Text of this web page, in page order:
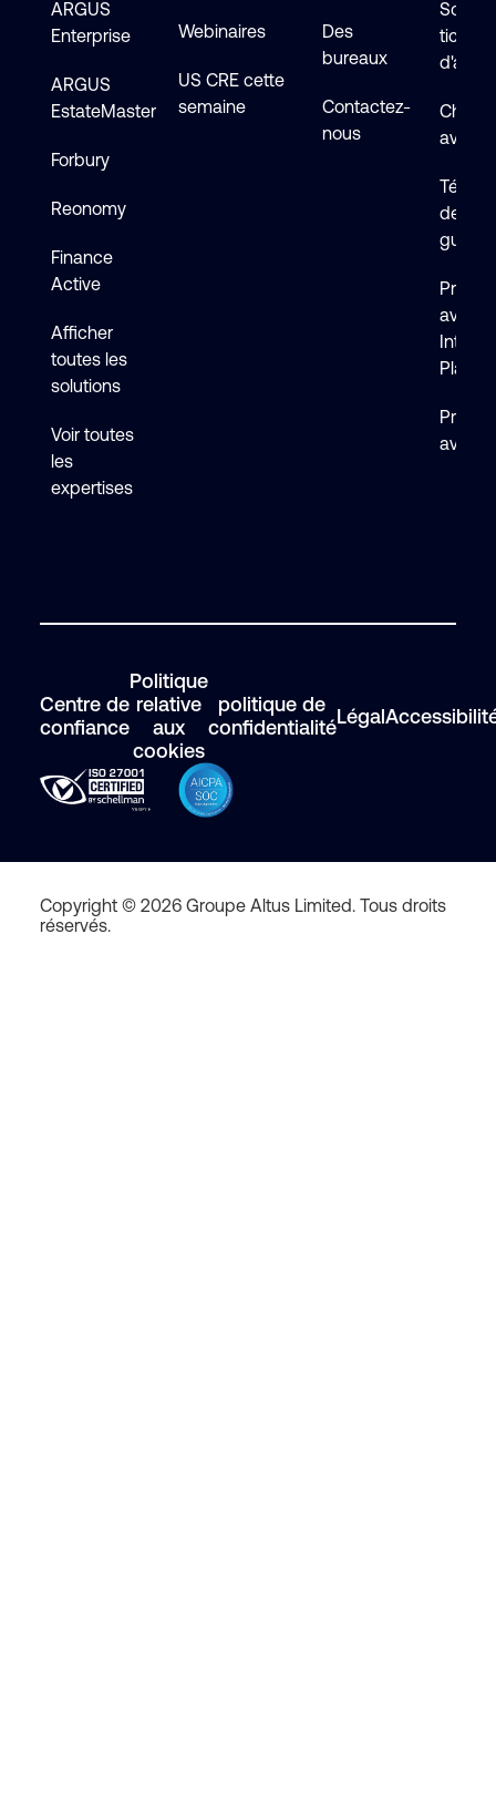
ARGUS
Enterprise
ARGUS
EstateMaster
Forbury
Reonomy
Finance
Active
Afficher
toutes les
solutions
Voir toutes
les
expertises
Webinaires
US CRE cette
semaine
Des
bureaux
Contactez-
nous
ticket
Chat
avec
de
guides
avec
avec
Centre de
confiance
Politique
relative
aux
cookies
politique de
confidentialitéLégal
Copyright © 2026 Groupe Altus Limited. Tous droits
réservés.